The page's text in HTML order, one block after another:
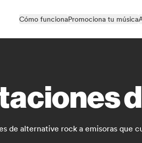
Cómo funcionaPromociona tu música
de alternative rock a emisoras que